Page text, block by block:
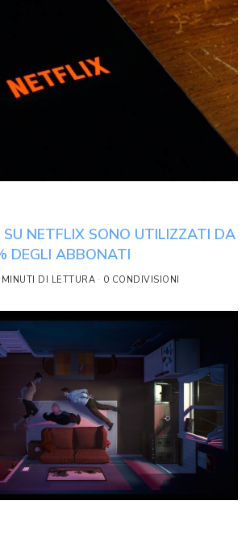
SU NETFLIX SONO UTILIZZATI DA
DEGLI ABBONATI
DI LETTURA 0 CONDIVISIONI